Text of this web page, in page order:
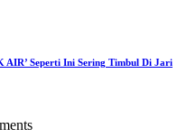
AIR’ Seperti Ini Sering Timbul Di Jari